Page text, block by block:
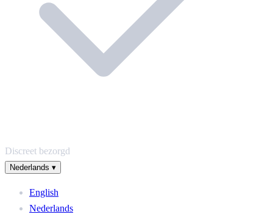
Discreet bezorgd
Nederlands ▾
English
Nederlands